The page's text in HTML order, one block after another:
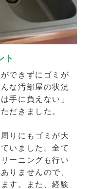
ト
できずにゴミが
な汚部屋の状況
手に負えない」
だきました。
りにもゴミが大
いました。全て
ーニングも行い
りませんので、
す。また、経験